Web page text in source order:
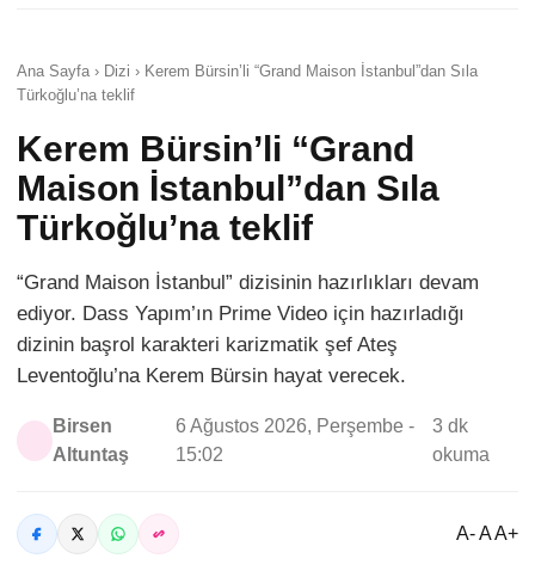
Ana Sayfa › Dizi › Kerem Bürsin’li “Grand Maison İstanbul”dan Sıla
Türkoğlu’na teklif
Kerem Bürsin’li “Grand
Maison İstanbul”dan Sıla
Türkoğlu’na teklif
“Grand Maison İstanbul” dizisinin hazırlıkları devam
ediyor. Dass Yapım’ın Prime Video için hazırladığı
dizinin başrol karakteri karizmatik şef Ateş
Leventoğlu’na Kerem Bürsin hayat verecek.
Birsen
Altuntaş
6 Ağustos 2026, Perşembe -
15:02
3 dk
okuma
A- A A+